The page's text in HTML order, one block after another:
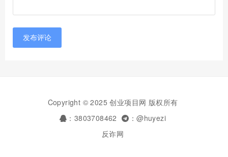
发布评论
Copyright © 2025 创业项目网 版权所有
：3803708462
：@huyezi
反诈网